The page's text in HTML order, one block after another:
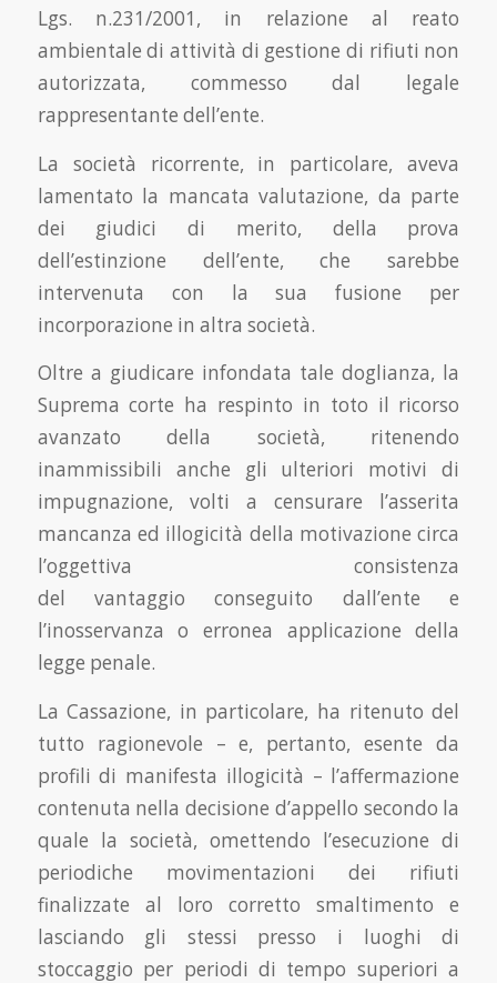
Lgs. n.231/2001, in relazione al reato
ambientale di attività di gestione di rifiuti non
autorizzata, commesso dal legale
rappresentante dell’ente.
La società ricorrente, in particolare, aveva
lamentato la mancata valutazione, da parte
dei giudici di merito, della prova
dell’estinzione dell’ente, che sarebbe
intervenuta con la sua fusione per
incorporazione in altra società.
Oltre a giudicare infondata tale doglianza, la
Suprema corte ha respinto in toto il ricorso
avanzato della società, ritenendo
inammissibili anche gli ulteriori motivi di
impugnazione, volti a censurare l’asserita
mancanza ed illogicità della motivazione circa
l’oggettiva consistenza
del vantaggio conseguito dall’ente e
l’inosservanza o erronea applicazione della
legge penale.
La Cassazione, in particolare, ha ritenuto del
tutto ragionevole – e, pertanto, esente da
profili di manifesta illogicità – l’affermazione
contenuta nella decisione d’appello secondo la
quale la società, omettendo l’esecuzione di
periodiche movimentazioni dei rifiuti
finalizzate al loro corretto smaltimento e
lasciando gli stessi presso i luoghi di
stoccaggio per periodi di tempo superiori a